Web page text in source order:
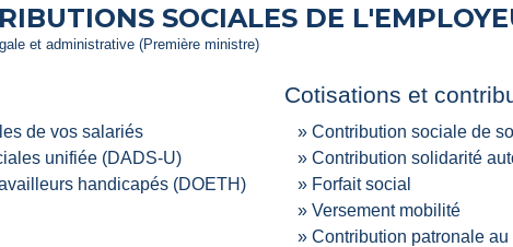
SOCIALES DE
et administrative (Première ministre)
de vos salariés
unifiée (DADS-U)
handicapés (DOETH)
Cotisations et
Contribution sociale de
Contribution solidarité
Forfait social
Versement mobilité
Contribution patronale